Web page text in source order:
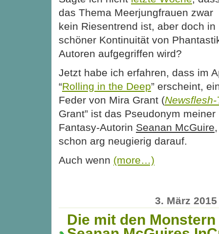
das Thema Meerjungfrauen zwar
kein Riesentrend ist, aber doch in
schöner Kontinuität von
Autoren aufgegriffen wird?
Jetzt habe ich erfahren, dass im
“Rolling in the Deep” erscheint,
Feder von Mira Grant (Newsflesh-
Grant” ist das Pseudonym
Fantasy-Autorin Seanan McGuire
schon arg neugierig darauf.
Auch wenn (more…)
3. März 2015
Die mit den